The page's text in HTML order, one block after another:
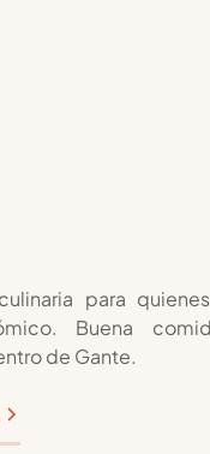
para
Buena
de Gante.